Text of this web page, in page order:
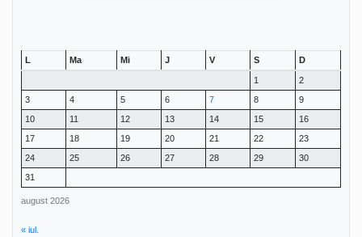
august 2026
L Ma Mi J V S D
1
2
3
4 5 6 7 8
9
10
11 12 13 14 15
16
17
18 19 20 21 22
23
24
25 26 27 28 29
30
31
« iul.